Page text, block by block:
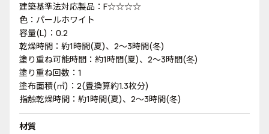
建築基準法対応製品：F☆☆☆☆
色：パールホワイト
容量(L)：0.2
乾燥時間：約1時間(夏)、2～3時間(冬)
塗り重ね可能時間：約1時間(夏)、2～3時間(冬)
塗り重ね回数：1
塗布面積(㎡)：2(畳換算約1.3枚分)
指触乾燥時間：約1時間(夏)、2～3時間(冬)
材質